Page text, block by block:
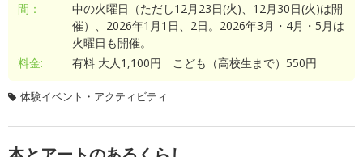
間：
中の火曜日（ただし12月23日(火)、12月30日(火)は開
催）、2026年1月1日、2日。2026年3月・4月・5月は
火曜日も開催。
料金:
有料 大人1,100円 こども（高校生まで）550円
体験イベント・アクティビティ